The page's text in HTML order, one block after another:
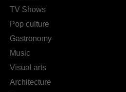
TV Shows
Pop culture
Gastronomy
Music
Visual arts
Architecture